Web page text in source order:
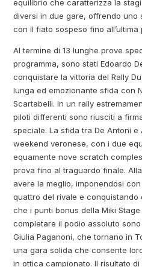
equilibrio che caratterizza la
diversi in due gare, offrendo uno
con il fiato sospeso fino all’ultima
Al termine di 13 lunghe prove
programma, sono stati Edoardo
conquistare la vittoria del Rally
lunga ed emozionante sfida con
Scartabelli. In un rally
piloti differenti sono riusciti a
speciale. La sfida tra De Antoni e
weekend veronese, con i due
equamente nove scratch
prova fino al traguardo finale.
avere la meglio, imponendosi
quattro del rivale e
che i punti bonus della Miki
completare il podio assoluto
Giulia Paganoni, che tornano in
una gara solida che consente
in ottica campionato. Il risultato